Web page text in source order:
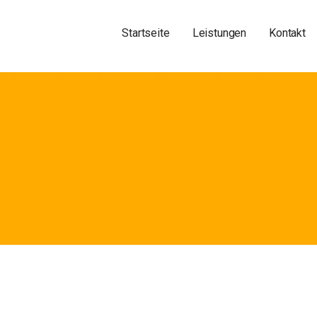
Startseite Leistungen Kontakt